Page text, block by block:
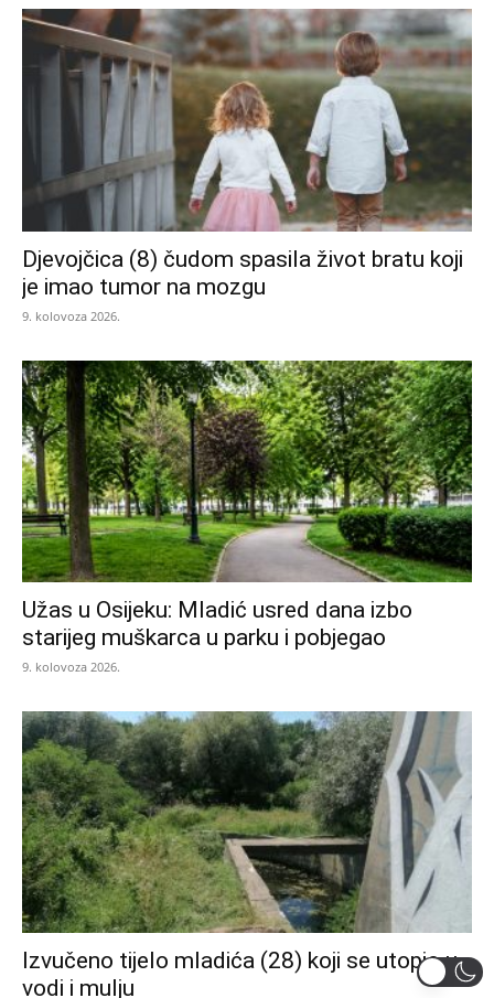
Djevojčica (8) čudom spasila život bratu koji
je imao tumor na mozgu
9. kolovoza 2026.
Užas u Osijeku: Mladić usred dana izbo
starijeg muškarca u parku i pobjegao
9. kolovoza 2026.
Izvučeno tijelo mladića (28) koji se utopio u
vodi i mulju